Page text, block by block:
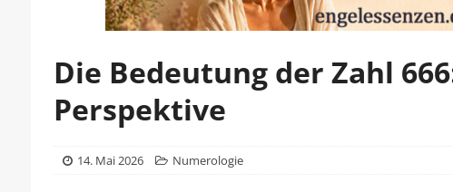
Die Bedeutung der Zahl
Perspektive
14. Mai 2026 Numerologie